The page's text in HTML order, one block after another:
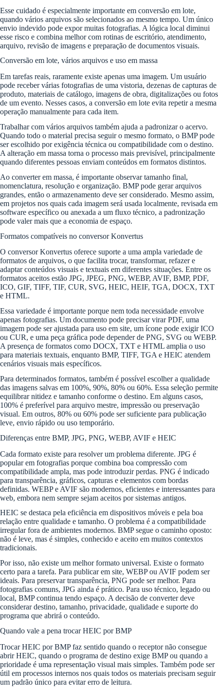
Esse cuidado é especialmente importante em conversão em lote,
quando vários arquivos são selecionados ao mesmo tempo. Um único
envio indevido pode expor muitas fotografias. A lógica local diminui
esse risco e combina melhor com rotinas de escritório, atendimento,
arquivo, revisão de imagens e preparação de documentos visuais.
Conversão em lote, vários arquivos e uso em massa
Em tarefas reais, raramente existe apenas uma imagem. Um usuário
pode receber várias fotografias de uma vistoria, dezenas de capturas de
produto, materiais de catálogo, imagens de obra, digitalizações ou fotos
de um evento. Nesses casos, a conversão em lote evita repetir a mesma
operação manualmente para cada item.
Trabalhar com vários arquivos também ajuda a padronizar o acervo.
Quando todo o material precisa seguir o mesmo formato, o BMP pode
ser escolhido por exigência técnica ou compatibilidade com o destino.
A alteração em massa torna o processo mais previsível, principalmente
quando diferentes pessoas enviam conteúdos em formatos distintos.
Ao converter em massa, é importante observar tamanho final,
nomenclatura, resolução e organização. BMP pode gerar arquivos
grandes, então o armazenamento deve ser considerado. Mesmo assim,
em projetos nos quais cada imagem será usada localmente, revisada em
software específico ou anexada a um fluxo técnico, a padronização
pode valer mais que a economia de espaço.
Formatos compatíveis no conversor Konvertus
O conversor Konvertus oferece suporte a uma ampla variedade de
formatos de arquivos, o que facilita trocar, transformar, refazer e
adaptar conteúdos visuais e textuais em diferentes situações. Entre os
formatos aceitos estão JPG, JPEG, PNG, WEBP, AVIF, BMP, PDF,
ICO, GIF, TIFF, TIF, CUR, SVG, HEIC, HEIF, TGA, DOCX, TXT
e HTML.
Essa variedade é importante porque nem toda necessidade envolve
apenas fotografias. Um documento pode precisar virar PDF, uma
imagem pode ser ajustada para uso em site, um ícone pode exigir ICO
ou CUR, e uma peça gráfica pode depender de PNG, SVG ou WEBP.
A presença de formatos como DOCX, TXT e HTML amplia o uso
para materiais textuais, enquanto BMP, TIFF, TGA e HEIC atendem
cenários visuais mais específicos.
Para determinados formatos, também é possível escolher a qualidade
das imagens salvas em 100%, 90%, 80% ou 60%. Essa seleção permite
equilibrar nitidez e tamanho conforme o destino. Em alguns casos,
100% é preferível para arquivo mestre, impressão ou preservação
visual. Em outros, 80% ou 60% pode ser suficiente para publicação
leve, envio rápido ou uso temporário.
Diferenças entre BMP, JPG, PNG, WEBP, AVIF e HEIC
Cada formato existe para resolver um problema diferente. JPG é
popular em fotografias porque combina boa compressão com
compatibilidade ampla, mas pode introduzir perdas. PNG é indicado
para transparência, gráficos, capturas e elementos com bordas
definidas. WEBP e AVIF são modernos, eficientes e interessantes para
web, embora nem sempre sejam aceitos por sistemas antigos.
HEIC se destaca pela eficiência em dispositivos móveis e pela boa
relação entre qualidade e tamanho. O problema é a compatibilidade
irregular fora de ambientes modernos. BMP segue o caminho oposto:
não é leve, mas é simples, conhecido e aceito em muitos contextos
tradicionais.
Por isso, não existe um melhor formato universal. Existe o formato
certo para a tarefa. Para publicar em site, WEBP ou AVIF podem ser
ideais. Para preservar transparência, PNG pode ser melhor. Para
fotografias comuns, JPG ainda é prático. Para uso técnico, legado ou
local, BMP continua tendo espaço. A decisão de converter deve
considerar destino, tamanho, privacidade, qualidade e suporte do
programa que abrirá o conteúdo.
Quando vale a pena trocar HEIC por BMP
Trocar HEIC por BMP faz sentido quando o receptor não consegue
abrir HEIC, quando o programa de destino exige BMP ou quando a
prioridade é uma representação visual mais simples. Também pode ser
útil em processos internos nos quais todos os materiais precisam seguir
um padrão único para evitar erro de leitura.